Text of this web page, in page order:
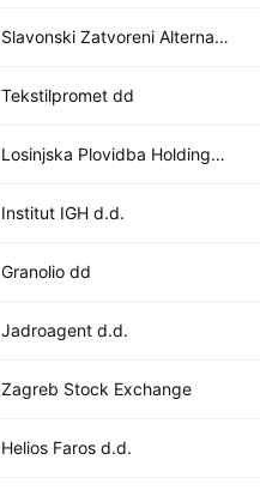
Slavonski Zatvoreni Alternativni Investicijski Fond S Javnom Ponudom dd
Tekstilpromet dd
Losinjska Plovidba Holding dd
Institut IGH d.d.
Granolio dd
Jadroagent d.d.
Zagreb Stock Exchange
Helios Faros d.d.